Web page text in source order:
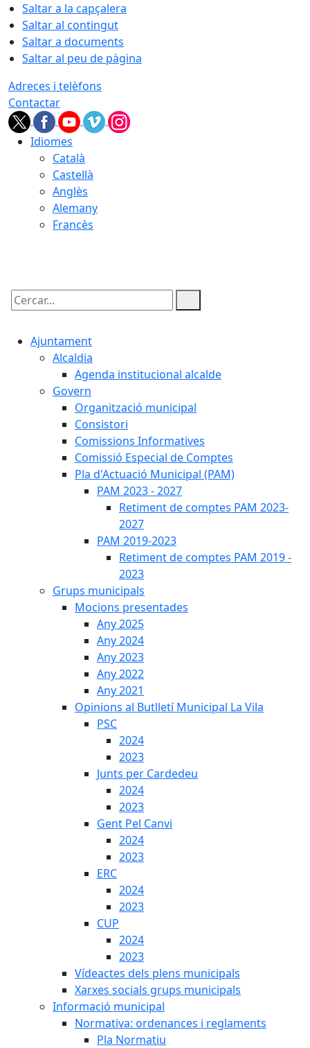
Saltar a la capçalera
Saltar al contingut
Saltar a documents
Saltar al peu de pàgina
Adreces i telèfons
Contactar
Idiomes
Català
Castellà
Anglès
Alemany
Francès
Cercar:
Ajuntament
Alcaldia
Agenda institucional alcalde
Govern
Organització municipal
Consistori
Comissions Informatives
Comissió Especial de Comptes
Pla d'Actuació Municipal (PAM)
PAM 2023 - 2027
Retiment de comptes PAM 2023-
2027
PAM 2019-2023
Retiment de comptes PAM 2019 -
2023
Grups municipals
Mocions presentades
Any 2025
Any 2024
Any 2023
Any 2022
Any 2021
Opinions al Butlletí Municipal La Vila
PSC
2024
2023
Junts per Cardedeu
2024
2023
Gent Pel Canvi
2024
2023
ERC
2024
2023
CUP
2024
2023
Vídeactes dels plens municipals
Xarxes socials grups municipals
Informació municipal
Normativa: ordenances i reglaments
Pla Normatiu